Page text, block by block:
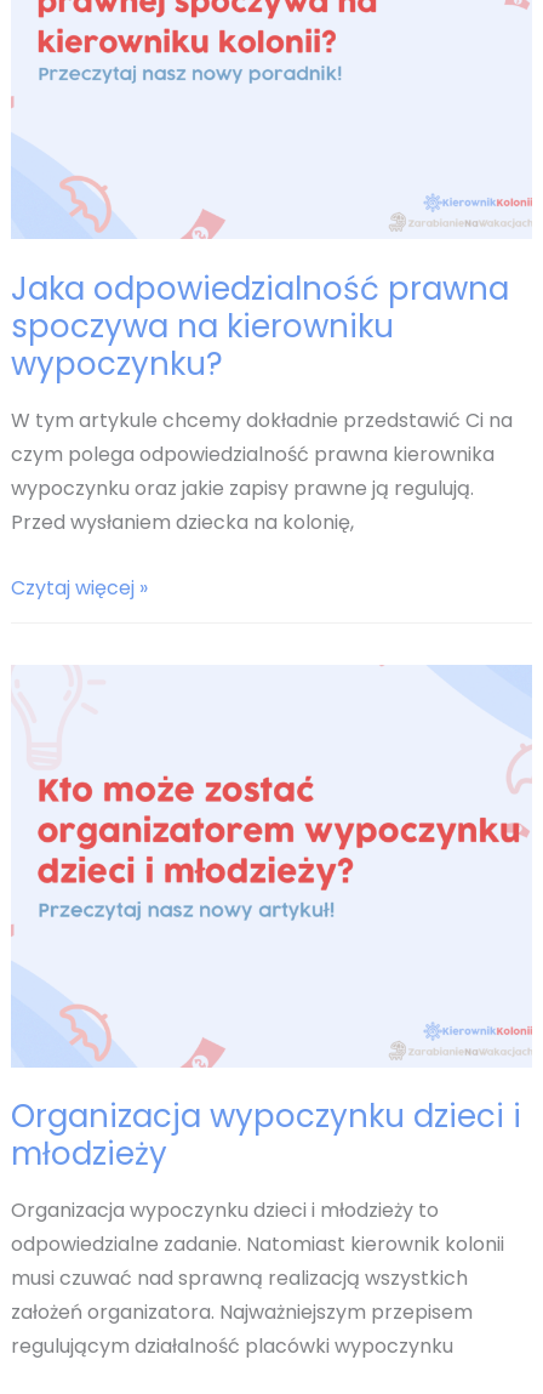
Jaka odpowiedzialność prawna
spoczywa na kierowniku
wypoczynku?
W tym artykule chcemy dokładnie przedstawić Ci na
czym polega odpowiedzialność prawna kierownika
wypoczynku oraz jakie zapisy prawne ją regulują.
Przed wysłaniem dziecka na kolonię,
Jaka
wypoczynku?
Czytaj więcej »
Organizacja wypoczynku dzieci i
młodzieży
Organizacja wypoczynku dzieci i młodzieży to
odpowiedzialne zadanie. Natomiast kierownik kolonii
musi czuwać nad sprawną realizacją wszystkich
założeń organizatora. Najważniejszym przepisem
regulującym działalność placówki wypoczynku